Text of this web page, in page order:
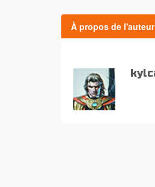
À propos de l'auteur